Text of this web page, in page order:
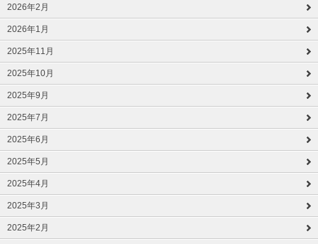
2026年2月
2026年1月
2025年11月
2025年10月
2025年9月
2025年7月
2025年6月
2025年5月
2025年4月
2025年3月
2025年2月